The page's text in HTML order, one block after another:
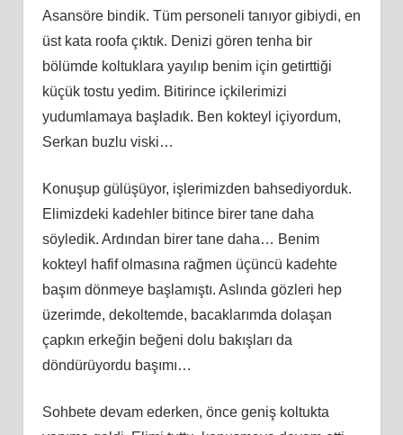
Asansöre bindik. Tüm personeli tanıyor gibiydi, en
üst kata roofa çıktık. Denizi gören tenha bir
bölümde koltuklara yayılıp benim için getirttiği
küçük tostu yedim. Bitirince içkilerimizi
yudumlamaya başladık. Ben kokteyl içiyordum,
Serkan buzlu viski…
Konuşup gülüşüyor, işlerimizden bahsediyorduk.
Elimizdeki kadehler bitince birer tane daha
söyledik. Ardından birer tane daha… Benim
kokteyl hafif olmasına rağmen üçüncü kadehte
başım dönmeye başlamıştı. Aslında gözleri hep
üzerimde, dekoltemde, bacaklarımda dolaşan
çapkın erkeğin beğeni dolu bakışları da
döndürüyordu başımı…
Sohbete devam ederken, önce geniş koltukta